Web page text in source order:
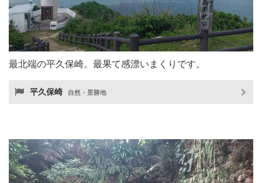
最北端の平久保崎。最果て感漂いまくりです。
平久保崎 自然・景勝地